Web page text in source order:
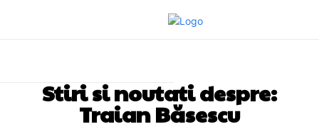
Stiri si noutati despre:
Traian Băsescu